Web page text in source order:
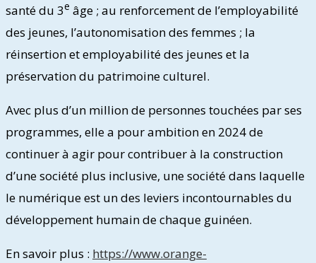
santé du 3e âge ; au renforcement de l’employabilité
des jeunes, l’autonomisation des femmes ; la
réinsertion et employabilité des jeunes et la
préservation du patrimoine culturel.
Avec plus d’un million de personnes touchées par ses
programmes, elle a pour ambition en 2024 de
continuer à agir pour contribuer à la construction
d’une société plus inclusive, une société dans laquelle
le numérique est un des leviers incontournables du
développement humain de chaque guinéen.
En savoir plus : https://www.orange-